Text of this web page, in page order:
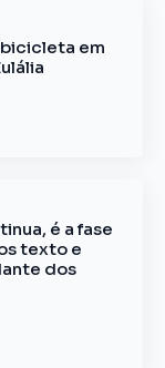
em
é a fase
texto e
dos